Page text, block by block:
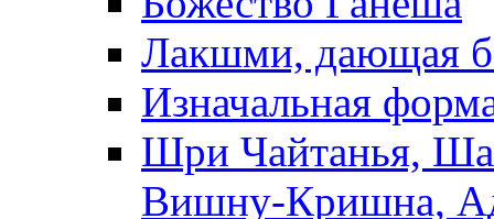
Лакшми, дающая
Изначальная
Шри Чайтанья,
Вишну-Кришна,